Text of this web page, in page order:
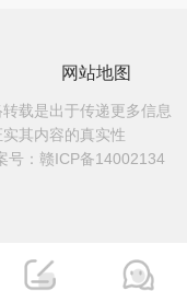
网站地图
载是出于传递更多信息
其内容的真实性
： 赣ICP备14002134